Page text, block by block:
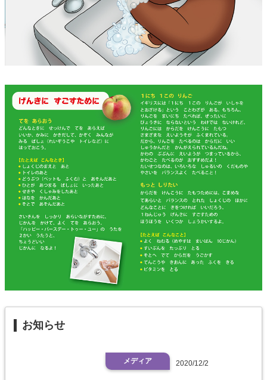
お知らせ
メディア 2020/12/2